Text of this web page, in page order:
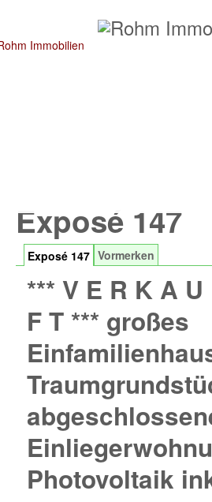
Exposé 147
Exposé 147 Vormerken
*** V E R K A U
F T *** großes
Photovoltaik